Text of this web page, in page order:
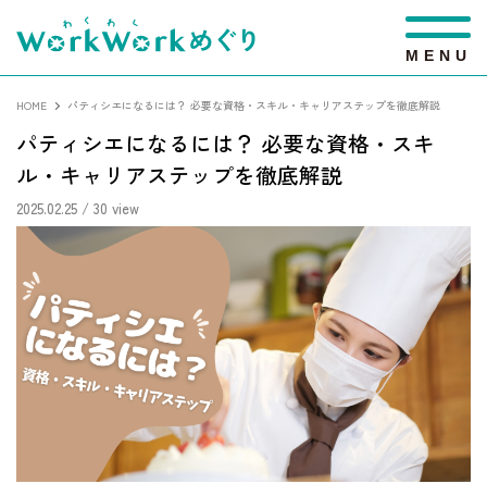
M E N U
HOME パティシエになるには？ 必要な資格・スキル・キャリアステップを徹底解説
パティシエになるには？ 必要な資格・スキ
ル・キャリアステップを徹底解説
2025.02.25 / 30 view